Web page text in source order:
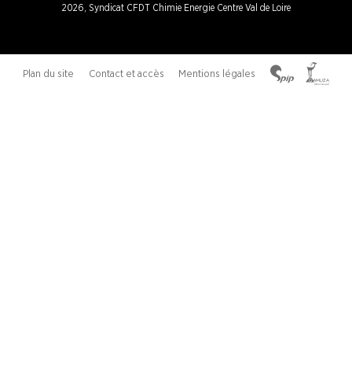
2026, Syndicat CFDT Chimie Energie Centre Val de Loire
Plan du site Contact et accès Mentions légales